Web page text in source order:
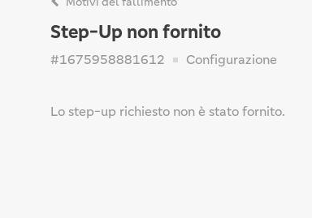
Step-Up non fornito
#1675958881612 Configurazione
Lo step-up richiesto non è stato fornito.